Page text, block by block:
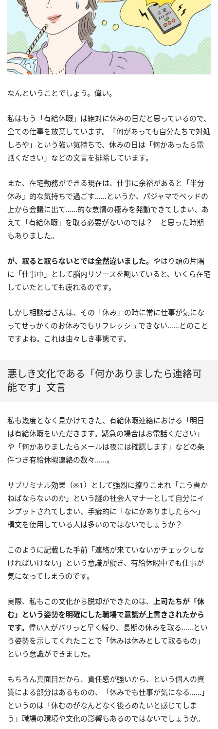
なんということでしょう。偉い。
私はもう「有給休暇」は絶対に休みの日だと思っているので、
全ての仕事を放棄しています。「何があっても自分たちで対処
しろや」という強い気持ちで、休みの日は「何かあったら電
話ください」などの文言を排除しています。
また、在宅勤務ができる現在は、仕事に余裕があると「半分
休み」的な気持ちで過ごす……というか、パジャマでベッドの
上から会議に出て……的な怠惰の極みを発動できてしまい、あ
えて「有給休暇」を取る必要がないのでは？ と思った時期
もありました。
が、取ると取らないとでは全然違いました。 やはり頭の片隅
に「仕事中」として脳内リソースを割いていると、いくら在宅
していたとしても疲れるのです。
しかし相談者さんは、その「休み」の時に常に仕事が気にな
ってせっかくのお休みでもリフレッシュできない……とのこと
ですよね。これは由々しき事態です。
悪しき文化である「何かありましたら連絡可
能です」文言
私も幾度となく見かけてきた、有給休暇連絡における「明日
は有給休暇をいただきます。緊急の場合はお電話ください」
や「何かありましたらメールは夜には確認します」などの条
件つき有給休暇連絡の数々……。
サブリミナル効果（※1）として強烈に擦りこまれ「こう書か
ねばならないのか」という謎の社会人マナーとして自分にイ
ンプットされてしまい、手癖的に「なにかありましたら～」
構文を使用している人は多いのではないでしょうか？
このように記載した手前「連絡が来ていないかチェックしな
ければいけない」という意識が働き、有給休暇中でも仕事が
気になってしまうのです。
実際、私もこの文化から脱却ができたのは、
上司たちが「休
む」という姿勢を明確にした職場で意識が上書きされたから
です。 偉い人がバリっと早く帰り、長期の休みを取る……とい
う姿勢を示してくれたことで「休みは休みとして取るもの」
という意識ができました。
もちろん真面目だから、責任感が強いから、という個人の資
質による部分はあるものの、「休みでも仕事が気になる……」
というのは「休むのがなんとなく後ろめたいと感じてしま
う」職場の環境や文化の影響もあるのではないでしょうか。